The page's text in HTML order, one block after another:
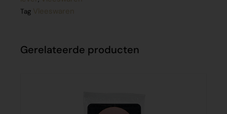
Tag Vleeswaren
Gerelateerde producten